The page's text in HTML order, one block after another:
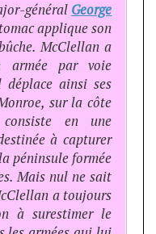
général George
applique son
McClellan a
armée par voie
ainsi ses
sur la côte
en une
à capturer
péninsule formée
Mais nul ne sait
a toujours
à surestimer le